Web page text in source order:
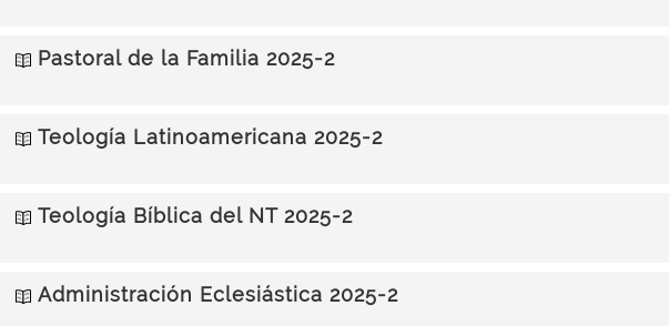
Pastoral de la Familia 2025-2
Teología Latinoamericana 2025-2
Teología Bíblica del NT 2025-2
Administración Eclesiástica 2025-2